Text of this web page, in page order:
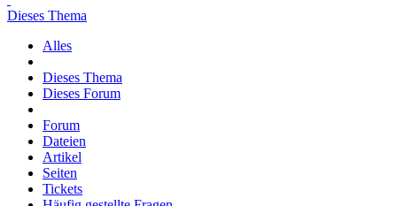
Dieses Thema
Alles
Dieses Thema
Dieses Forum
Forum
Dateien
Artikel
Seiten
Tickets